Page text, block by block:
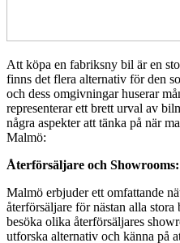
Att köpa en fabriksny bil är en
finns det flera alternativ för den
och dess omgivningar huserar
representerar ett brett urval av
några aspekter att tänka på när
Malmö:
Återförsäljare och Showrooms:
Malmö erbjuder ett omfattande
återförsäljare för nästan alla
besöka olika återförsäljares
utforska alternativ och känna på